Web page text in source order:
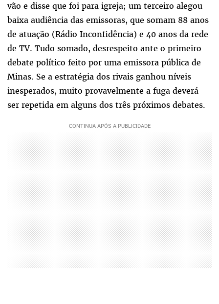
vão e disse que foi para igreja; um terceiro alegou
baixa audiência das emissoras, que somam 88 anos
de atuação (Rádio Inconfidência) e 40 anos da rede
de TV. Tudo somado, desrespeito ante o primeiro
debate político feito por uma emissora pública de
Minas. Se a estratégia dos rivais ganhou níveis
inesperados, muito provavelmente a fuga deverá
ser repetida em alguns dos três próximos debates.